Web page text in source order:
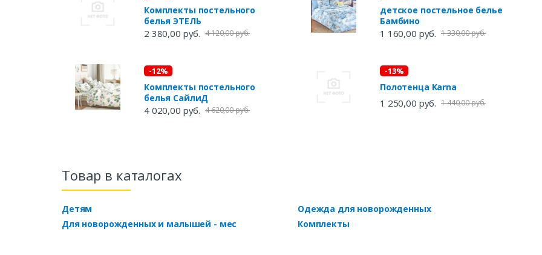
Комплекты постельного
белья ЭТЕЛЬ
2 380,00 руб. 4 120,00 руб.
-12%
Комплекты постельного
белья СайлиД
4 020,00 руб. 4 620,00 руб.
детское постельное белье
Бамбино
1 160,00 руб. 1 330,00 руб.
-13%
Полотенца Karna
1 250,00 руб. 1 440,00 руб.
Товар в каталогах
Детям
Для новорожденных и малышей - мес
Одежда для новорожденных
Комплекты